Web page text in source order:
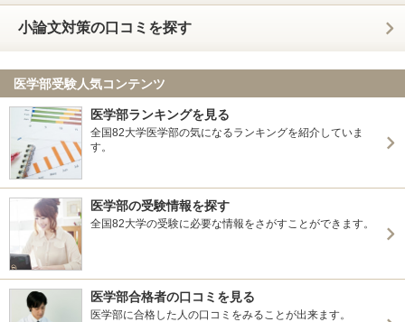
小論文対策の口コミを探す
医学部受験人気コンテンツ
医学部ランキングを見る
全国82大学医学部の気になるランキングを紹介していま
す。
医学部の受験情報を探す
全国82大学の受験に必要な情報をさがすことができます。
医学部合格者の口コミを見る
医学部に合格した人の口コミをみることが出来ます。